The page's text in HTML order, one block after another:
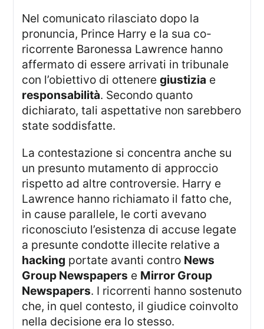
Nel comunicato rilasciato dopo la
pronuncia, Prince Harry e la sua co-
ricorrente Baronessa Lawrence hanno
affermato di essere arrivati in tribunale
con l’obiettivo di otteneregiustizia e
responsabilità. Secondo quanto
dichiarato, tali aspettative non sarebbero
state soddisfatte.
La contestazione si concentra anche su
un presunto mutamento di approccio
rispetto ad altre controversie. Harry e
Lawrence hanno richiamato il fatto che,
in cause parallele, le corti avevano
riconosciuto l’esistenza di accuse legate
a presunte condotte illecite relative a
hacking portate avanti contro News
Group Newspapers e Mirror Group
Newspapers. I ricorrenti hanno sostenuto
che, in quel contesto, il giudice coinvolto
nella decisione era lo stesso.